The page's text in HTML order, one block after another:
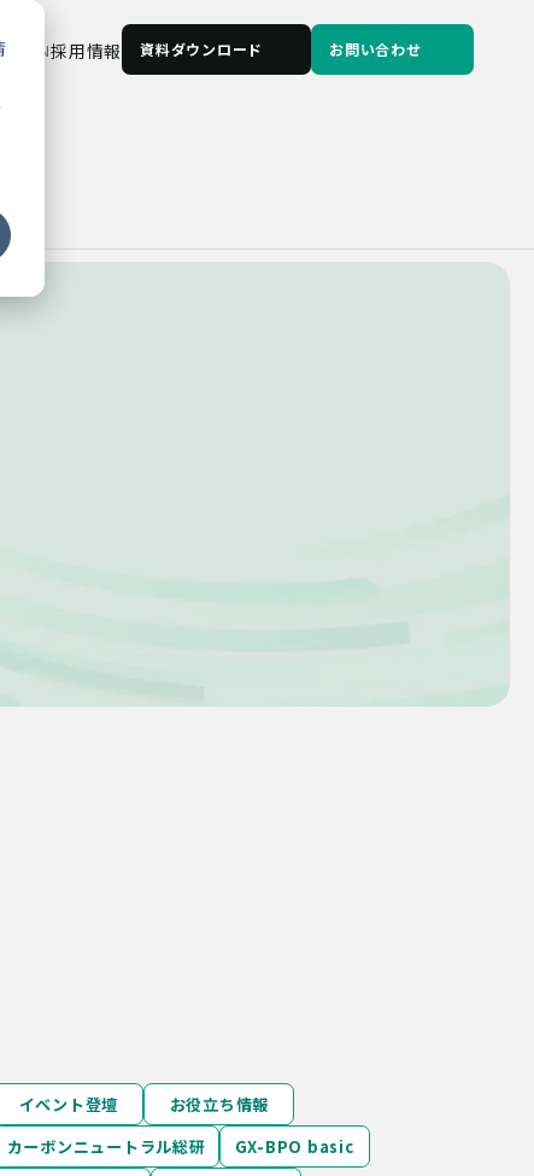
JP EN採用情報 資料ダウンロード お問い合わせ
イベント登壇
お役立ち情報
カーボンニュートラル総研
GX-BPO basic